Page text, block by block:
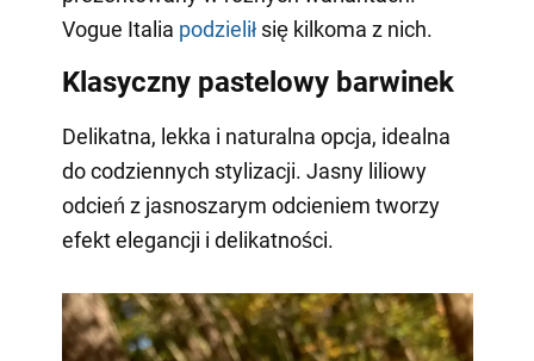
Vogue Italia podzieliłsię kilkoma z nich.
Klasyczny pastelowy barwinek
Delikatna, lekka i naturalna opcja, idealna
do codziennych stylizacji. Jasny liliowy
odcień z jasnoszarym odcieniem tworzy
efekt elegancji i delikatności.